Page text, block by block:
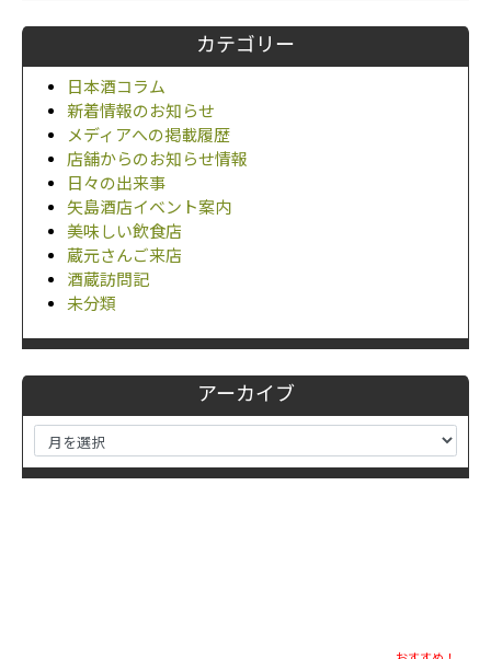
カテゴリー
日本酒コラム
新着情報のお知らせ
メディアへの掲載履歴
店舗からのお知らせ情報
日々の出来事
矢島酒店イベント案内
美味しい飲食店
蔵元さんご来店
酒蔵訪問記
未分類
アーカイブ